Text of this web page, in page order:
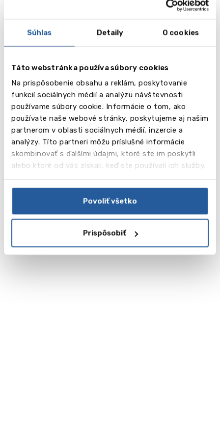
Súhlas Detaily O cookies
Táto webstránka používa súbory cookies
Na prispôsobenie obsahu a reklám, poskytovanie
funkcií sociálnych médií a analýzu návštevnosti
používame súbory cookie. Informácie o tom, ako
používate naše webové stránky, poskytujeme aj našim
partnerom v oblasti sociálnych médií, inzercie a
analýzy. Títo partneri môžu príslušné informácie
skombinovať s ďalšími údajmi, ktoré ste im poskytli
alebo ktoré od vás získali, keď ste používali ich služby.
Povoliť všetko
Prispôsobiť